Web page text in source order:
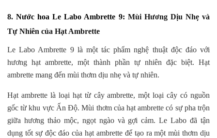
8. Nước hoa Le Labo Ambrette 9: Mùi Hương Dịu Nhẹ và
Tự Nhiên của Hạt Ambrette
Le Labo Ambrette 9 là một tác phẩm nghệ thuật độc đáo với
hương hạt ambrette, một thành phần tự nhiên đặc biệt. Hạt
ambrette mang đến mùi thơm dịu nhẹ và tự nhiên.
Hạt ambrette là loại hạt từ cây ambrette, một loại cây có nguồn
gốc từ khu vực Ấn Độ. Mùi thơm của hạt ambrette có sự pha trộn
giữa hương thảo mộc, ngọt ngào và gợi cảm. Le Labo đã tận
dụng tốt sự độc đáo của hạt ambrette để tạo ra một mùi thơm dịu